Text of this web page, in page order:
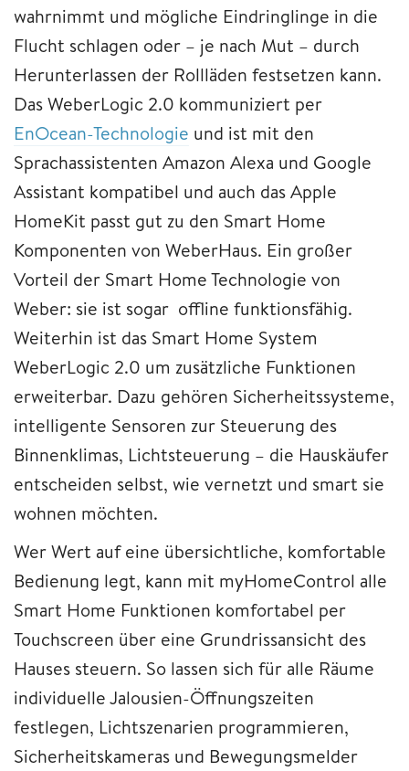
wahrnimmt und mögliche Eindringlinge in die
Flucht schlagen oder – je nach Mut – durch
Herunterlassen der Rollläden festsetzen kann.
Das WeberLogic 2.0 kommuniziert per
EnOcean-Technologie und ist mit den
Sprachassistenten Amazon Alexa und Google
Assistant kompatibel und auch das Apple
HomeKit passt gut zu den Smart Home
Komponenten von WeberHaus. Ein großer
Vorteil der Smart Home Technologie von
Weber: sie ist sogar offline funktionsfähig.
Weiterhin ist das Smart Home System
WeberLogic 2.0 um zusätzliche Funktionen
erweiterbar. Dazu gehören Sicherheitssysteme,
intelligente Sensoren zur Steuerung des
Binnenklimas, Lichtsteuerung – die Hauskäufer
entscheiden selbst, wie vernetzt und smart sie
wohnen möchten.
Wer Wert auf eine übersichtliche, komfortable
Bedienung legt, kann mit myHomeControl alle
Smart Home Funktionen komfortabel per
Touchscreen über eine Grundrissansicht des
Hauses steuern. So lassen sich für alle Räume
individuelle Jalousien-Öffnungszeiten
festlegen, Lichtszenarien programmieren,
Sicherheitskameras und Bewegungsmelder